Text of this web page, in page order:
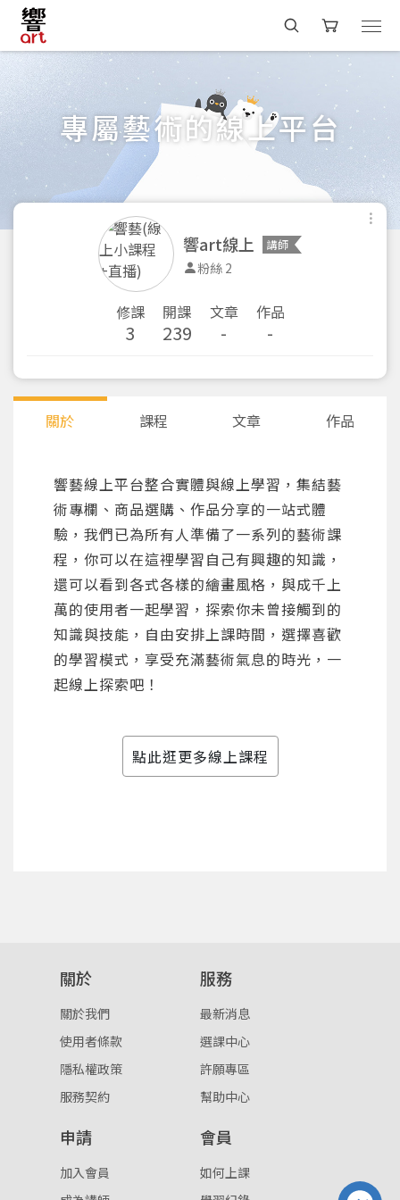
註冊
按下註冊即代表你同意我們的使用者條款
您將收到一封Email，請依照信件中的指示重新登
系統偵測到您的帳號重複登入，
專屬藝術的線上平台
響art線上 講師
粉絲 2
修課
3
開課
239
文章
-
作品
-
關於 課程 文章 作品
響藝線上平台整合實體與線上學習，集結藝
術專欄、商品選購、作品分享的一站式體
驗，我們已為所有人準備了一系列的藝術課
程，你可以在這裡學習自己有興趣的知識，
還可以看到各式各樣的繪畫風格，與成千上
萬的使用者一起學習，探索你未曾接觸到的
知識與技能，自由安排上課時間，選擇喜歡
的學習模式，享受充滿藝術氣息的時光，一
起線上探索吧！
點此逛更多線上課程
關於
關於我們
使用者條款
隱私權政策
服務契約
服務
最新消息
選課中心
許願專區
幫助中心
申請
加入會員
會員
如何上課